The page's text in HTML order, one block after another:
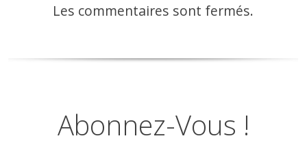
Les commentaires sont fermés.
Abonnez-Vous !